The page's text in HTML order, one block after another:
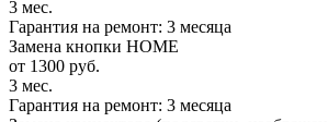
3 мес.
Гарантия на ремонт: 3 месяца
Замена кнопки HOME
от 1300 руб.
3 мес.
Гарантия на ремонт: 3 месяца